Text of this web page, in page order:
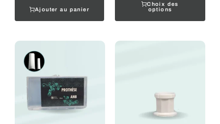
Ajouter au panier
Choix des
options